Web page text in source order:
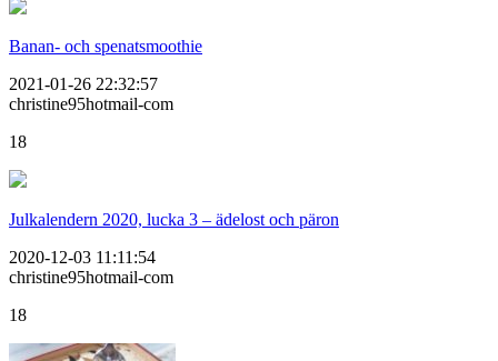
Banan- och spenatsmoothie
2021-01-26 22:32:57
christine95hotmail-com
18
Julkalendern 2020, lucka 3 – ädelost och päron
2020-12-03 11:11:54
christine95hotmail-com
18